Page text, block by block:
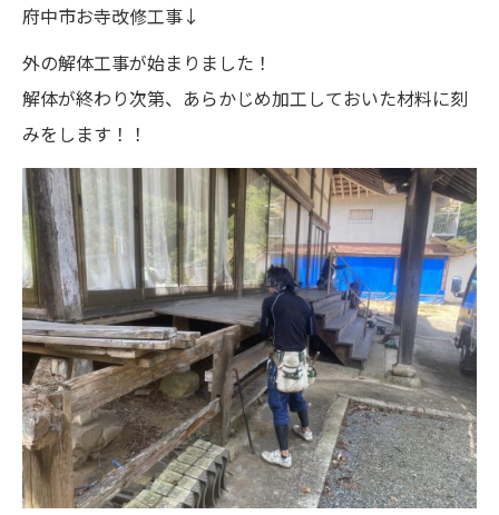
府中市お寺改修工事↓
外の解体工事が始まりました！
解体が終わり次第、あらかじめ加工しておいた材料に刻
みをします！！